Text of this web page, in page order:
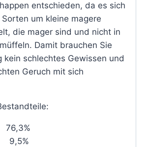
entschieden, da es sich
um kleine magere
die mager sind und nicht in
Damit brauchen Sie
kein schlechtes Gewissen und
Geruch mit sich